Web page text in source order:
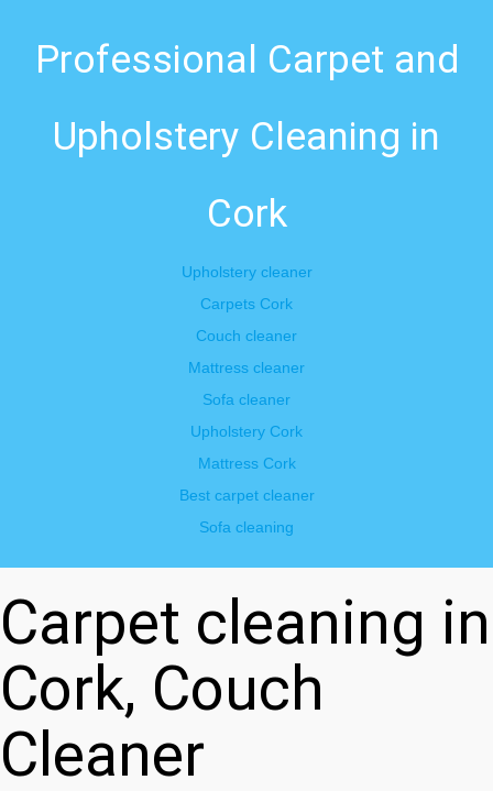
Professional Carpet and
Upholstery Cleaning in
Cork
Upholstery cleaner
Carpets Cork
Couch cleaner
Mattress cleaner
Sofa cleaner
Upholstery Cork
Mattress Cork
Best carpet cleaner
Sofa cleaning
Carpet cleaning in
Cork, Couch
Cleaner